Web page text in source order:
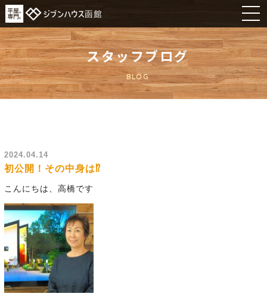
スタッフブログ
BLOG
2024.04.14
初公開！その中身は⁉️
こんにちは、高橋です